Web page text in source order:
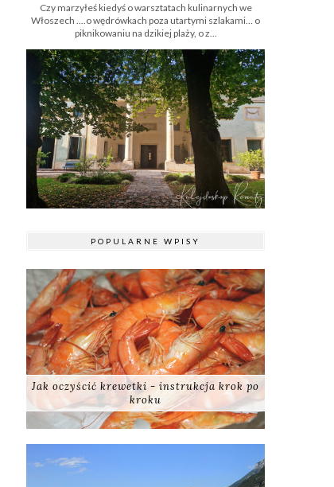
Czy marzyłeś kiedyś o warsztatach kulinarnych we
Włoszech ....o wędrówkach poza utartymi szlakami… o
piknikowaniu na dzikiej plaży, o z...
POPULARNE WPISY
Jak oczyścić krewetki - instrukcja krok po
kroku